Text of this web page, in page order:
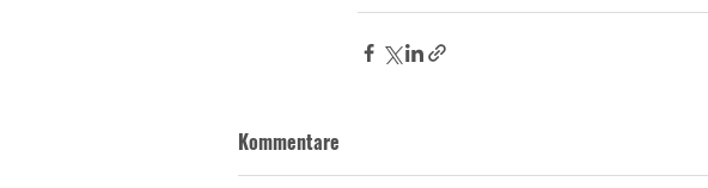
Kommentare